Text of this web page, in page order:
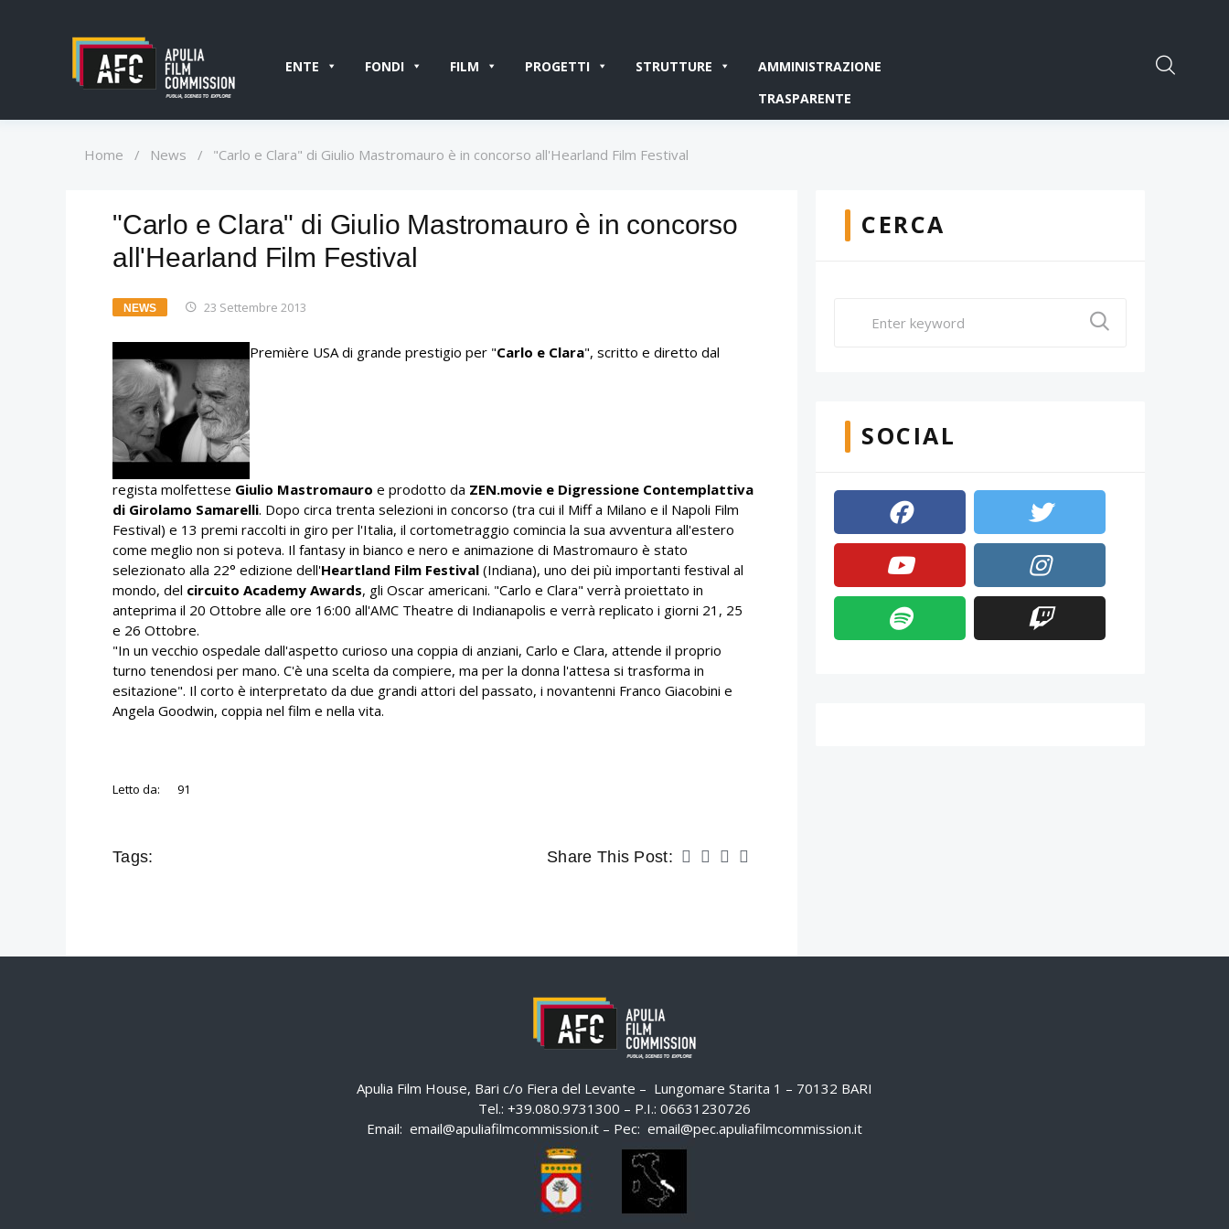
ENTE FONDI FILM PROGETTI STRUTTURE
AMMINISTRAZIONE
TRASPARENTE
Home / News / "Carlo e Clara" di Giulio Mastromauro è in concorso all'Hearland Film Festival
"Carlo e Clara" di Giulio Mastromauro è in concorso
all'Hearland Film Festival
NEWS 23 Settembre 2013
Première USA di grande prestigio per "Carlo e Clara", scritto e diretto dal
regista molfettese Giulio Mastromauro e prodotto da ZEN.movie e Digressione Contemplattiva
di Girolamo Samarelli. Dopo circa trenta selezioni in concorso (tra cui il Miff a Milano e il Napoli Film
Festival) e 13 premi raccolti in giro per l'Italia, il cortometraggio comincia la sua avventura all'estero
come meglio non si poteva. Il fantasy in bianco e nero e animazione di Mastromauro è stato
selezionato alla 22° edizione dell'Heartland Film Festival (Indiana), uno dei più importanti festival al
mondo, del circuito Academy Awards, gli Oscar americani. "Carlo e Clara" verrà proiettato in
anteprima il 20 Ottobre alle ore 16:00 all'AMC Theatre di Indianapolis e verrà replicato i giorni 21, 25
e 26 Ottobre.
"In un vecchio ospedale dall'aspetto curioso una coppia di anziani, Carlo e Clara, attende il proprio
turno tenendosi per mano. C'è una scelta da compiere, ma per la donna l'attesa si trasforma in
esitazione". Il corto è interpretato da due grandi attori del passato, i novantenni Franco Giacobini e
Angela Goodwin, coppia nel film e nella vita.
Letto da: 91
Tags: Share This Post:
CERCA
SOCIAL
Apulia Film House, Bari c/o Fiera del Levante – Lungomare Starita 1 – 70132 BARI
Tel.: +39.080.9731300 – P.I.: 06631230726
Email: email@apuliafilmcommission.it – Pec: email@pec.apuliafilmcommission.it